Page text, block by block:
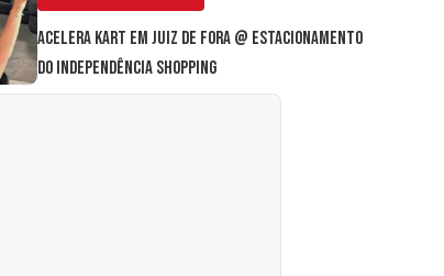
Acelera Kart em Juiz de Fora @ estacionamento
do Independência Shopping